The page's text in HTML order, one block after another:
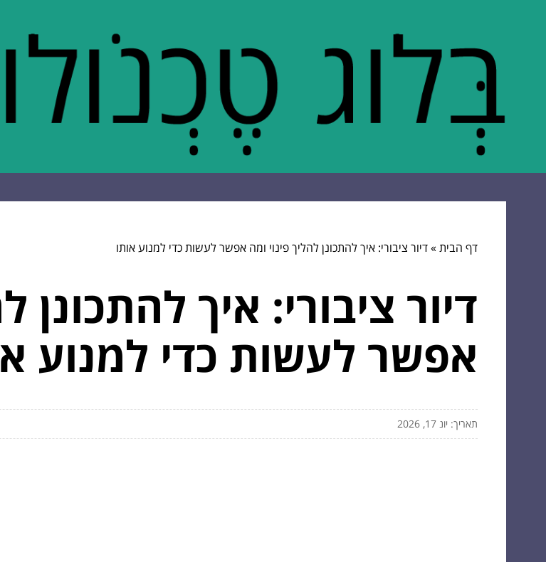
דף הבית»דיור ציבורי: איך להתכונן להליך פינוי ומה אפשר לעשות כדי למנוע אותו
דיור ציבורי: איך להתכונן
אפשר לעשות כדי למנוע
תאריך: יונ 17, 2026